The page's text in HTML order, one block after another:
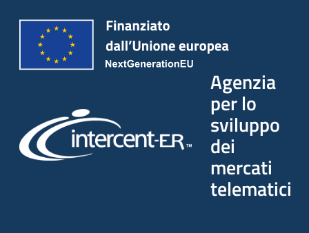
Agenzia
per lo
sviluppo
dei
mercati
telematici